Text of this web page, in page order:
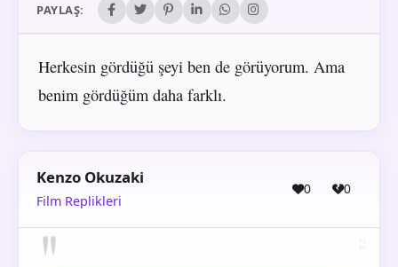
PAYLAŞ:
Herkesin gördüğü şeyi ben de görüyorum. Ama
benim gördüğüm daha farklı.
Kenzo Okuzaki
Film Replikleri
0 0